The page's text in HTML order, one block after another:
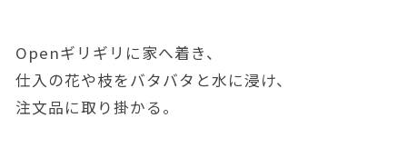
Openギリギリに家へ着き、
仕入の花や枝をバタバタと水に浸け、
注文品に取り掛かる。